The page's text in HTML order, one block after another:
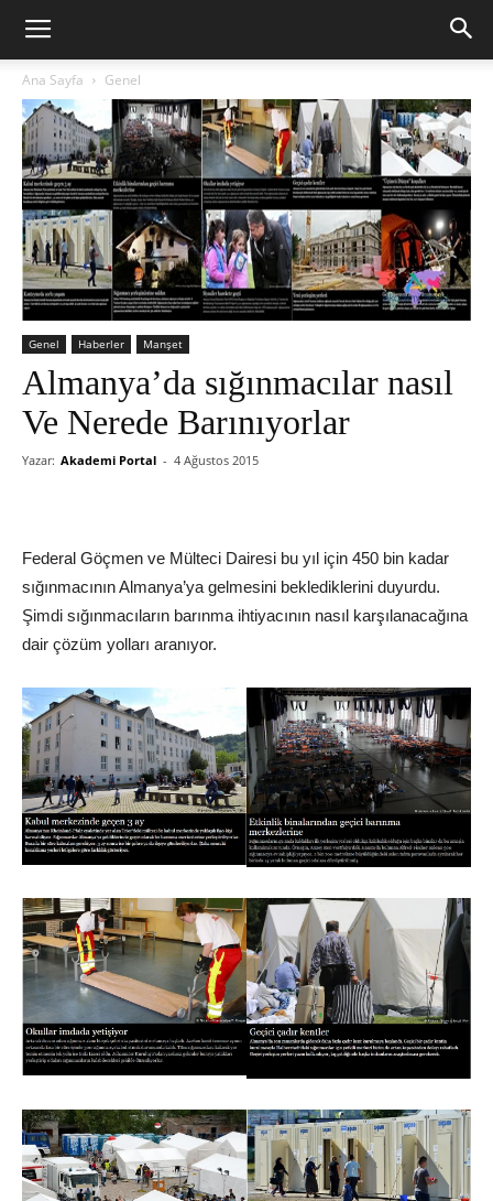
Ana Sayfa Genel
Genel Haberler Manşet
Almanya’da sığınmacılar nasıl
Ve Nerede Barınıyorlar
Yazar: Akademi Portal - 4 Ağustos 2015
Federal Göçmen ve Mülteci Dairesi bu yıl için 450 bin kadar
sığınmacının Almanya’ya gelmesini beklediklerini duyurdu.
Şimdi sığınmacıların barınma ihtiyacının nasıl karşılanacağına
dair çözüm yolları aranıyor.